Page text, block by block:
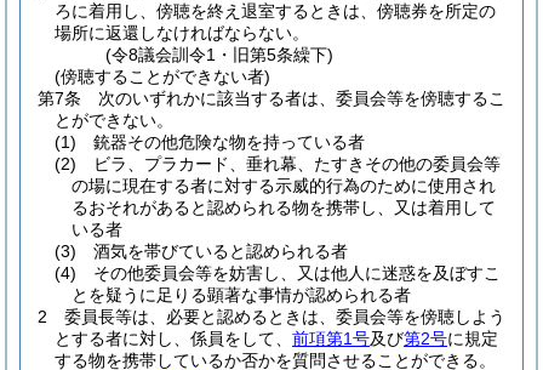
ろに着用し、傍聴を終え退室するときは、傍聴券を所定の
場所に返還しなければならない。
(令8議会訓令1・旧第5条繰下)
(傍聴することができない者)
第7条
次のいずれかに該当する者は、委員会等を傍聴するこ
とができない。
(1)
銃器その他危険な物を持っている者
(2)
ビラ、プラカード、垂れ幕、たすきその他の委員会等
の場に現在する者に対する示威的行為のために使用され
るおそれがあると認められる物を携帯し、又は着用して
いる者
(3)
酒気を帯びていると認められる者
(4)
その他委員会等を妨害し、又は他人に迷惑を及ぼすこ
とを疑うに足りる顕著な事情が認められる者
2
委員長等は、必要と認めるときは、委員会等を傍聴しよう
とする者に対し、係員をして、 前項第1号及び第2号に規定
する物を携帯しているか否かを質問させることができる。